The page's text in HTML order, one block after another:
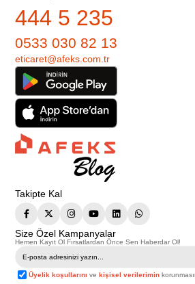
444 5 235
0533 030 82 13
eticaret@afeks.com.tr
Takipte Kal
Size Özel Kampanyalar
Hemen Kayıt Ol Fırsatlardan Önce Sen Haberdar Ol!
Üyelik koşullarını vekişisel verilerimin